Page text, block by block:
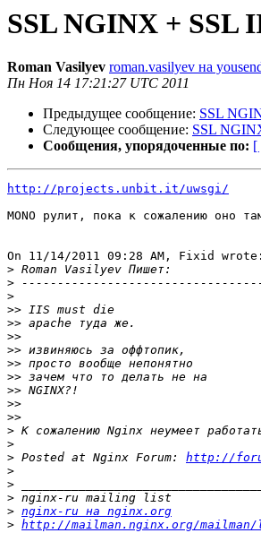
SSL NGINX + SSL
Roman Vasilyev roman.vasilyev на
Пн Ноя 14 17:21:27 UTC 2011
Предыдущее сообщение: SSL
Следующее сообщение: SSL
Сообщения, упорядоченные по: [
http://projects.unbit.it/uwsgi/
MONO рулит, пока к сожалению оно
On 11/14/2011 09:28 AM, Fixid wrote:
>
>
>
>>
>>
>>
>>
>>
>>
>>
>>
>>
>
>
> Posted at Nginx Forum: http://
>
>
>
> nginx-ru на nginx.org
> http://mailman.nginx.org/